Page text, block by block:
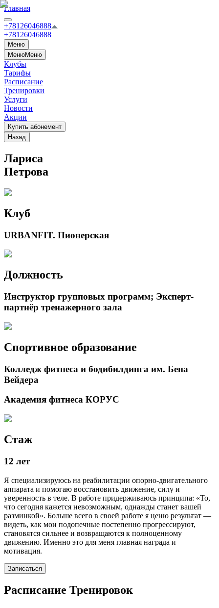
Главная
+78126046888
+78126046888
Меню
МенюМеню
Клубы
Тарифы
Расписание
Тренировки
Услуги
Новости
Акции
Купить абонемент
Назад
Лариса
Петрова
Клуб
URBANFIT. Пионерская
Должность
Инструктор групповых программ; Эксперт-
партнёр тренажерного зала
Спортивное образование
Колледж фитнеса и бодибилдинга им. Бена
Вейдера
Академия фитнеса КОРУС
Стаж
12 лет
Я специализируюсь на реабилитации опорно-двигательного
аппарата и помогаю восстановить движение, силу и
уверенность в теле. В работе придерживаюсь принципа: «То,
что сегодня кажется невозможным, однажды станет вашей
разминкой». Больше всего в своей работе я ценю результат —
видеть, как мои подопечные постепенно прогрессируют,
становятся сильнее и возвращаются к полноценному
движению. Именно это для меня главная награда и
мотивация.
Записаться
Расписание Тренировок